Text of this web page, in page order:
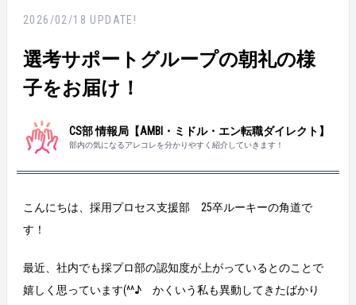
2026/02/18 UPDATE!
選考サポートグループの朝礼の様
子をお届け！
CS部 情報局【AMBI・ミドル・エン転職ダイレクト】
部内の気になるアレコレを分かりやすく紹介していきます！
こんにちは、採用プロセス支援部 25卒ルーキーの角道で
す！
最近、社内でも採プロ部の認知度が上がっているとのことで
嬉しく思っています(^^♪ かくいう私も異動してきたばかり